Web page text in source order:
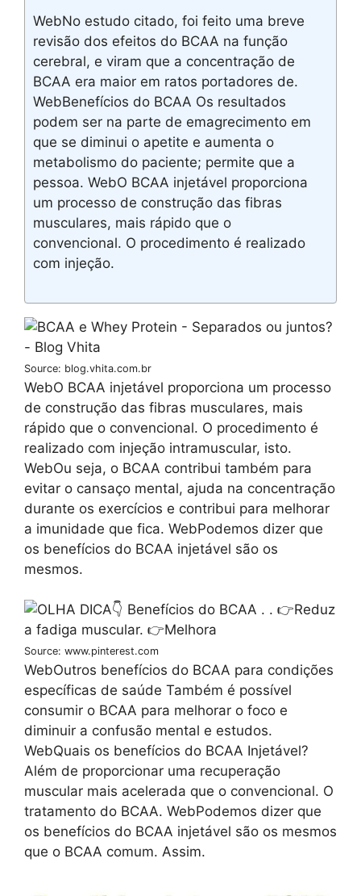
WebNo estudo citado, foi feito uma breve
revisão dos efeitos do BCAA na função
cerebral, e viram que a concentração de
BCAA era maior em ratos portadores de.
WebBenefícios do BCAA Os resultados
podem ser na parte de emagrecimento em
que se diminui o apetite e aumenta o
metabolismo do paciente; permite que a
pessoa. WebO BCAA injetável proporciona
um processo de construção das fibras
musculares, mais rápido que o
convencional. O procedimento é realizado
com injeção.
Source: blog.vhita.com.br
WebO BCAA injetável proporciona um processo
de construção das fibras musculares, mais
rápido que o convencional. O procedimento é
realizado com injeção intramuscular, isto.
WebOu seja, o BCAA contribui também para
evitar o cansaço mental, ajuda na concentração
durante os exercícios e contribui para melhorar
a imunidade que fica. WebPodemos dizer que
os benefícios do BCAA injetável são os
mesmos.
Source: www.pinterest.com
WebOutros benefícios do BCAA para condições
específicas de saúde Também é possível
consumir o BCAA para melhorar o foco e
diminuir a confusão mental e estudos.
WebQuais os benefícios do BCAA Injetável?
Além de proporcionar uma recuperação
muscular mais acelerada que o convencional. O
tratamento do BCAA. WebPodemos dizer que
os benefícios do BCAA injetável são os mesmos
que o BCAA comum. Assim.